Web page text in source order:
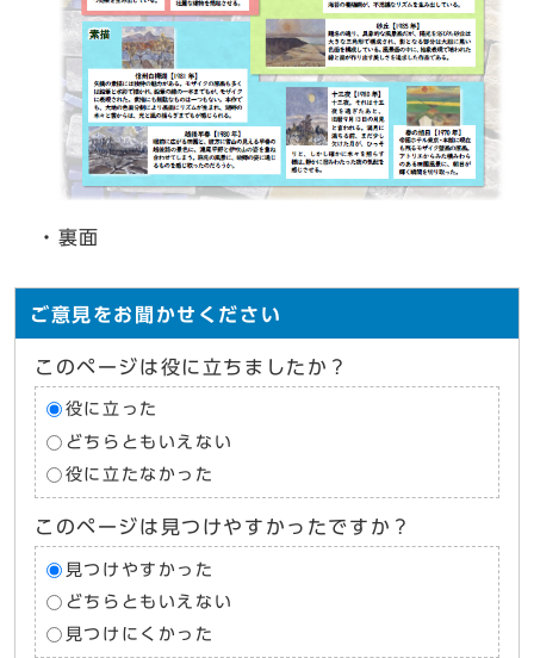
・裏面
ご意見をお聞かせください
このページは役に立ちましたか？
役に立った
どちらともいえない
役に立たなかった
このページは見つけやすかったですか？
見つけやすかった
どちらともいえない
見つけにくかった